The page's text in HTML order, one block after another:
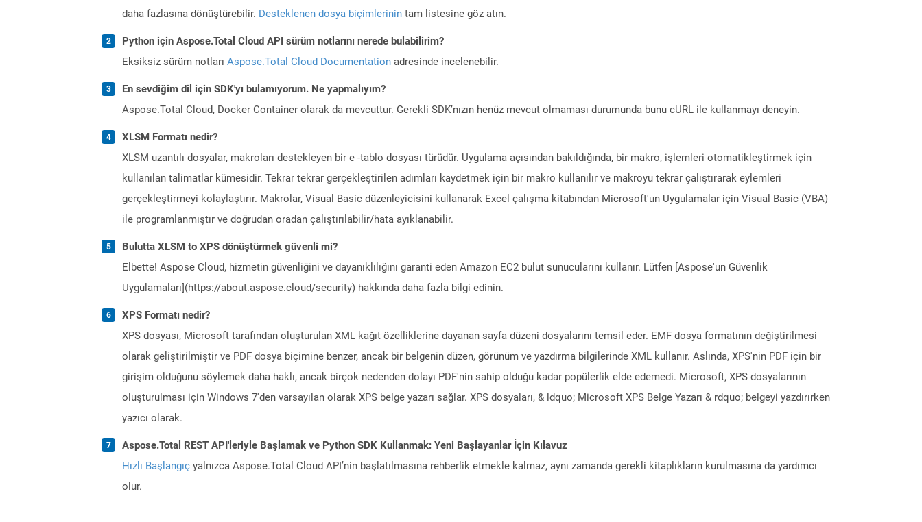
daha fazlasına dönüştürebilir. Desteklenen dosya biçimlerinin tam listesine göz atın.
Python için Aspose.Total Cloud API sürüm notlarını nerede bulabilirim?
Eksiksiz sürüm notları Aspose.Total Cloud Documentation adresinde incelenebilir.
En sevdiğim dil için SDK'yı bulamıyorum. Ne yapmalıyım?
Aspose.Total Cloud, Docker Container olarak da mevcuttur. Gerekli SDK’nızın henüz mevcut olmaması durumunda bunu cURL ile kullanmayı deneyin.
XLSM Formatı nedir?
XLSM uzantılı dosyalar, makroları destekleyen bir e -tablo dosyası türüdür. Uygulama açısından bakıldığında, bir makro, işlemleri otomatikleştirmek için
kullanılan talimatlar kümesidir. Tekrar tekrar gerçekleştirilen adımları kaydetmek için bir makro kullanılır ve makroyu tekrar çalıştırarak eylemleri
gerçekleştirmeyi kolaylaştırır. Makrolar, Visual Basic düzenleyicisini kullanarak Excel çalışma kitabından Microsoft'un Uygulamalar için Visual Basic (VBA)
ile programlanmıştır ve doğrudan oradan çalıştırılabilir/hata ayıklanabilir.
Bulutta XLSM to XPS dönüştürmek güvenli mi?
Elbette! Aspose Cloud, hizmetin güvenliğini ve dayanıklılığını garanti eden Amazon EC2 bulut sunucularını kullanır. Lütfen [Aspose'un Güvenlik
Uygulamaları](https://about.aspose.cloud/security) hakkında daha fazla bilgi edinin.
XPS Formatı nedir?
XPS dosyası, Microsoft tarafından oluşturulan XML kağıt özelliklerine dayanan sayfa düzeni dosyalarını temsil eder. EMF dosya formatının değiştirilmesi
olarak geliştirilmiştir ve PDF dosya biçimine benzer, ancak bir belgenin düzen, görünüm ve yazdırma bilgilerinde XML kullanır. Aslında, XPS'nin PDF için bir
girişim olduğunu söylemek daha haklı, ancak birçok nedenden dolayı PDF'nin sahip olduğu kadar popülerlik elde edemedi. Microsoft, XPS dosyalarının
oluşturulması için Windows 7'den varsayılan olarak XPS belge yazarı sağlar. XPS dosyaları, & ldquo; Microsoft XPS Belge Yazarı & rdquo; belgeyi yazdırırken
yazıcı olarak.
Aspose.Total REST API'leriyle Başlamak ve Python SDK Kullanmak: Yeni Başlayanlar İçin Kılavuz
Hızlı Başlangıç yalnızca Aspose.Total Cloud API’nin başlatılmasına rehberlik etmekle kalmaz, aynı zamanda gerekli kitaplıkların kurulmasına da yardımcı
olur.